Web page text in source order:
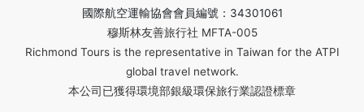
國際航空運輸協會會員編號：34301061
穆斯林友善旅行社 MFTA-005
Richmond Tours is the representative in Taiwan for the ATPI
global travel network.
本公司已獲得環境部銀級環保旅行業認證標章